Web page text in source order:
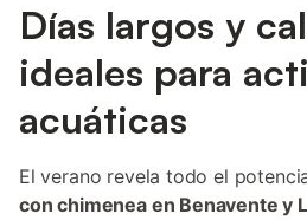
Días largos y
ideales para
acuáticas
El verano revela todo el
con chimenea en Benavente y